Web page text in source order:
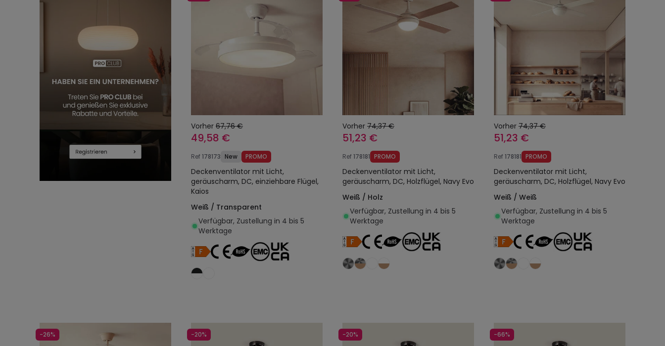
Vorher 67,76 €
49,58 €
Ref178173 New PROMO
Deckenventilator mit Licht,
geräuscharm, DC, einziehbare Flügel,
Kaios
Weiß / Transparent
Verfügbar, Zustellung in 4 bis 5
Werktage
Vorher 74,37 €
51,23 €
Ref178181 PROMO
Deckenventilator mit Licht,
geräuscharm, DC, Holzflügel, Navy Evo
Weiß / Holz
Verfügbar, Zustellung in 4 bis 5
Werktage
Vorher 74,37 €
51,23 €
Ref178181 PROMO
Deckenventilator mit Licht,
geräuscharm, DC, Holzflügel, Navy Evo
Weiß / Weiß
Verfügbar, Zustellung in 4 bis 5
Werktage
-26% -20% -20% -66%